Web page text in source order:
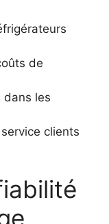
de
dans les
clients